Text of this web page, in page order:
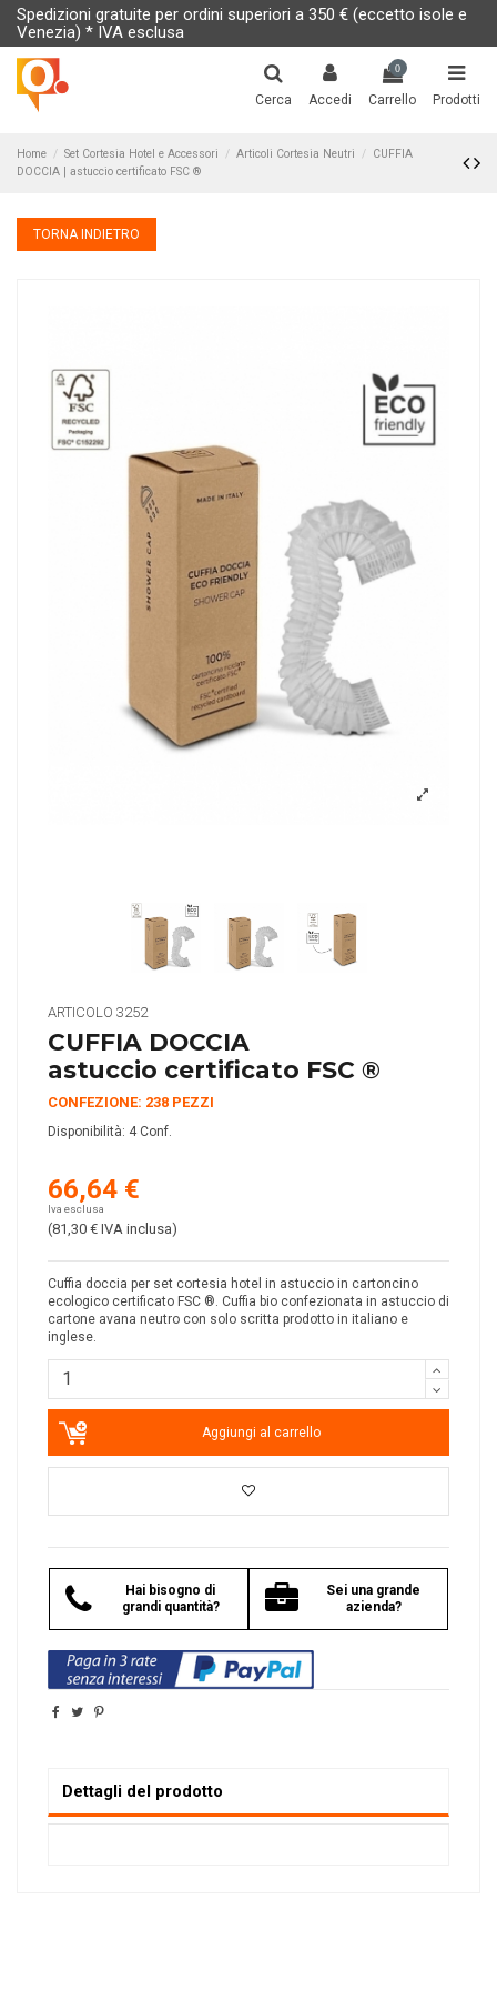
Spedizioni gratuite per ordini superiori a 350 € (eccetto isole e
Venezia) * IVA esclusa
Cerca Accedi
0
Carrello Prodotti
Home Set Cortesia Hotel e Accessori Articoli Cortesia Neutri
CUFFIA
DOCCIA | astuccio certificato FSC ®
TORNA INDIETRO
ARTICOLO 3252
CUFFIA DOCCIA
astuccio certificato FSC ®
CONFEZIONE: 238 PEZZI
Disponibilità: 4 Conf.
66,64 €
Iva esclusa
(81,30 € IVA inclusa)
Cuffia doccia per set cortesia hotel in astuccio in cartoncino
ecologico certificato FSC ®. Cuffia bio confezionata in astuccio di
cartone avana neutro con solo scritta prodotto in italiano e
inglese.
Aggiungi al carrello
Hai bisogno di
grandi quantità?
Sei una grande
azienda?
Dettagli del prodotto